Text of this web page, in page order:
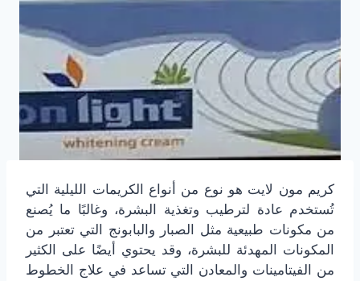
كريم مون لايت هو نوع من أنواع الكريمات الليلية التي
تُستخدم عادة لترطيب وتغذية البشرة، وغالبًا ما يُصنع
من مكونات طبيعية مثل الصبار والبابونج التي تعتبر من
المكونات المهدئة للبشرة، وقد يحتوي أيضًا على الكثير
من الفيتامينات والمعادن التي تساعد في علاج الخطوط